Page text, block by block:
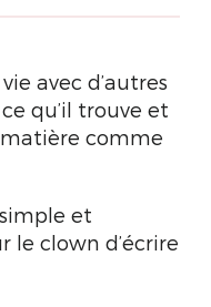
avec d’autres
qu’il trouve et
comme
et
le clown d’écrire